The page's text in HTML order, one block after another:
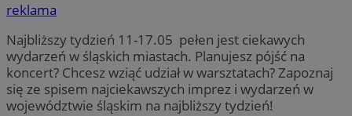
reklama
Najbliższy tydzień 11-17.05 pełen jest ciekawych
wydarzeń w śląskich miastach. Planujesz pójść na
koncert? Chcesz wziąć udział w warsztatach? Zapoznaj
się ze spisem najciekawszych imprez i wydarzeń w
województwie śląskim na najbliższy tydzień!